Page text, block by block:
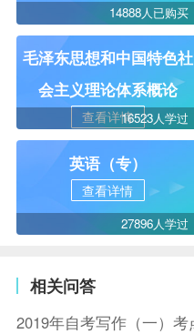
14888人已购买
毛泽东思想和中国特色社
会主义理论体系概论
查看详情16523人学过
英语（专）
查看详情
27896人学过
相关问答
2019年自考写作（一）